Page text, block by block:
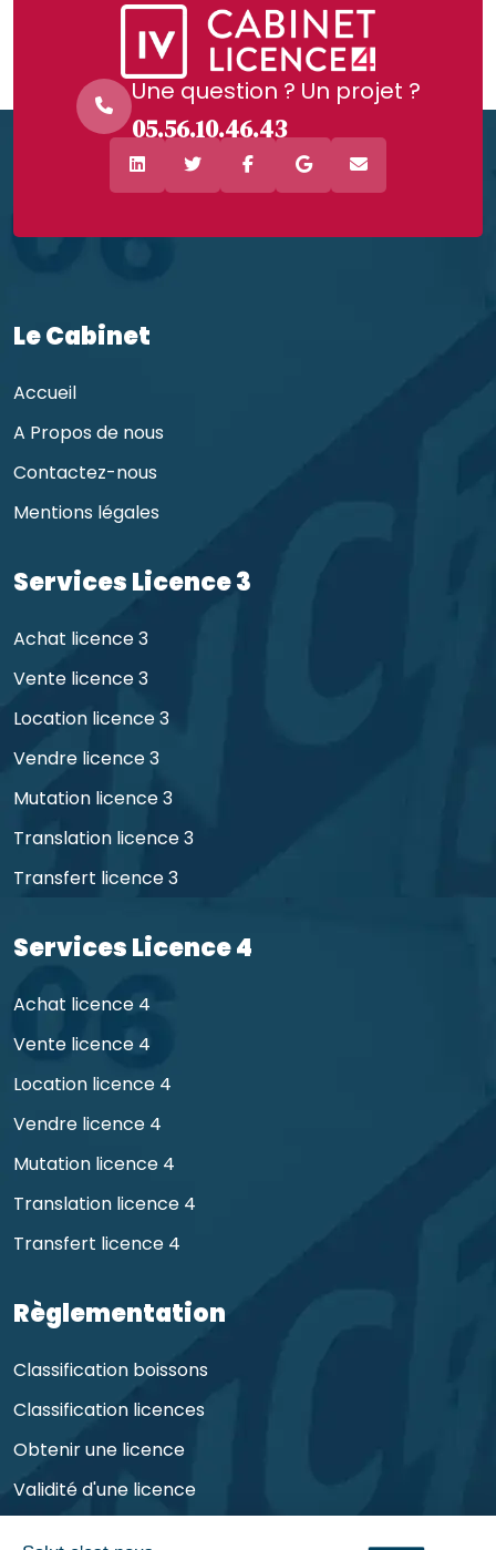
Une question ? Un projet ?
05.56.10.46.43
Le Cabinet
Accueil
A Propos de nous
Contactez-nous
Mentions légales
Services Licence 3
Achat licence 3
Vente licence 3
Location licence 3
Vendre licence 3
Mutation licence 3
Translation licence 3
Transfert licence 3
Services Licence 4
Achat licence 4
Vente licence 4
Location licence 4
Vendre licence 4
Mutation licence 4
Translation licence 4
Transfert licence 4
Règlementation
Classification boissons
Classification licences
Obtenir une licence
Validité d'une licence